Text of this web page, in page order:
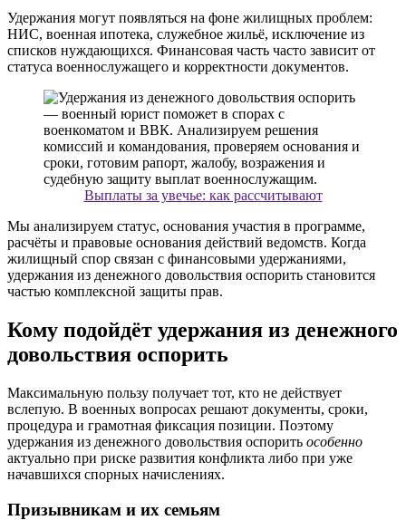
Удержания могут появляться на фоне жилищных проблем:
НИС, военная ипотека, служебное жильё, исключение из
списков нуждающихся. Финансовая часть часто зависит от
статуса военнослужащего и корректности документов.
Выплаты за увечье: как рассчитывают
Мы анализируем статус, основания участия в программе,
расчёты и правовые основания действий ведомств. Когда
жилищный спор связан с финансовыми удержаниями,
удержания из денежного довольствия оспорить становится
частью комплексной защиты прав.
Кому подойдёт удержания из денежного
довольствия оспорить
Максимальную пользу получает тот, кто не действует
вслепую. В военных вопросах решают документы, сроки,
процедура и грамотная фиксация позиции. Поэтому
удержания из денежного довольствия оспорить особенно
актуально при риске развития конфликта либо при уже
начавшихся спорных начислениях.
Призывникам и их семьям